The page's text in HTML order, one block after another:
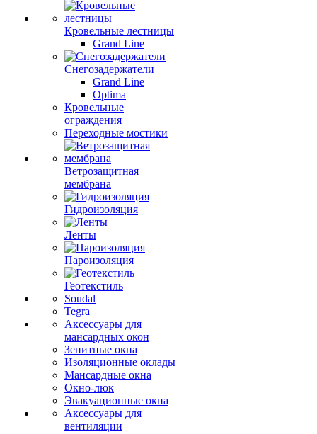
Кровельные лестницы
Grand Line
Снегозадержатели
Grand Line
Optima
Кровельные
ограждения
Переходные мостики
Ветрозащитная
мембрана
Гидроизоляция
Ленты
Пароизоляция
Геотекстиль
Soudal
Tegra
Аксессуары для
мансардных окон
Зенитные окна
Изоляционные оклады
Мансардные окна
Окно-люк
Эвакуационные окна
Аксессуары для
вентиляции